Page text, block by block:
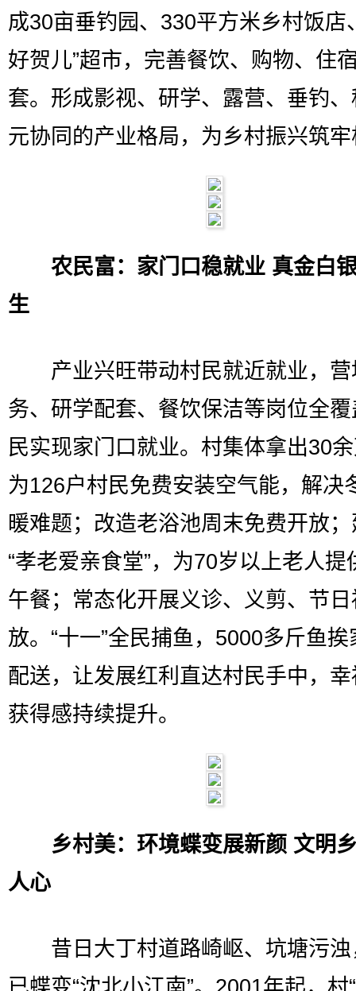
成30亩垂钓园、330平方米乡村饭店
好贺儿”超市，完善餐饮、购物、住
套。形成影视、研学、露营、垂钓
元协同的产业格局，为乡村振兴筑
农民富：家门口稳就业 真金白
生
产业兴旺带动村民就近就业，营
务、研学配套、餐饮保洁等岗位全
民实现家门口就业。村集体拿出30
为126户村民免费安装空气能，解决
暖难题；改造老浴池周末免费开放
“孝老爱亲食堂”，为70岁以上老人提
午餐；常态化开展义诊、义剪、节
放。“十一”全民捕鱼，5000多斤鱼
配送，让发展红利直达村民手中，
获得感持续提升。
乡村美：环境蝶变展新颜 文明
人心
昔日大丁村道路崎岖、坑塘污浊